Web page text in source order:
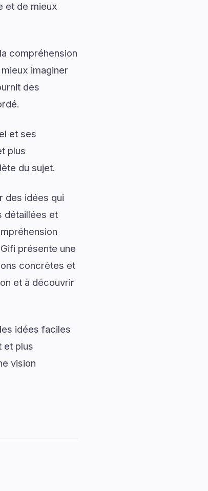
et de mieux
compréhension
imaginer
des
et ses
plus
du sujet.
des idées qui
détaillées et
présente une
concrètes et
et à découvrir
idées faciles
et plus
vision